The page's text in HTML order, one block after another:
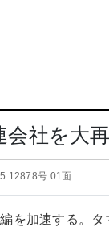
会社を大
12878号 01面
を加速する。